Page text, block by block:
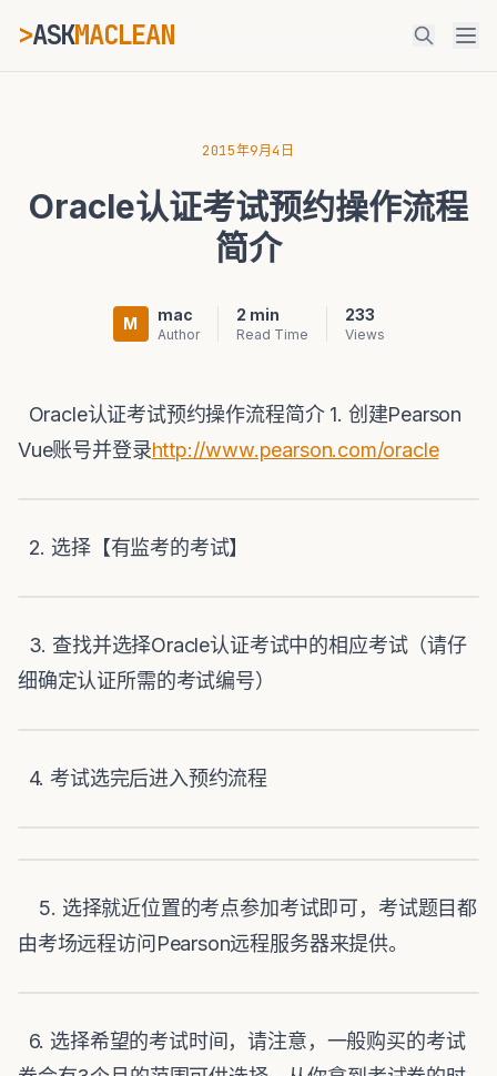
>ASKMACLEAN
⌘K Ctrl+K
2015年9月4日
Oracle认证考试预约操作流程
简介
M mac
Author
2 min
Read Time
233
Views
Oracle认证考试预约操作流程简介 1. 创建Pearson
Vue账号并登录http://www.pearson.com/oracle
2. 选择【有监考的考试】
3. 查找并选择Oracle认证考试中的相应考试（请仔
细确定认证所需的考试编号）
4. 考试选完后进入预约流程
5. 选择就近位置的考点参加考试即可，考试题目都
由考场远程访问Pearson远程服务器来提供。
6. 选择希望的考试时间，请注意，一般购买的考试